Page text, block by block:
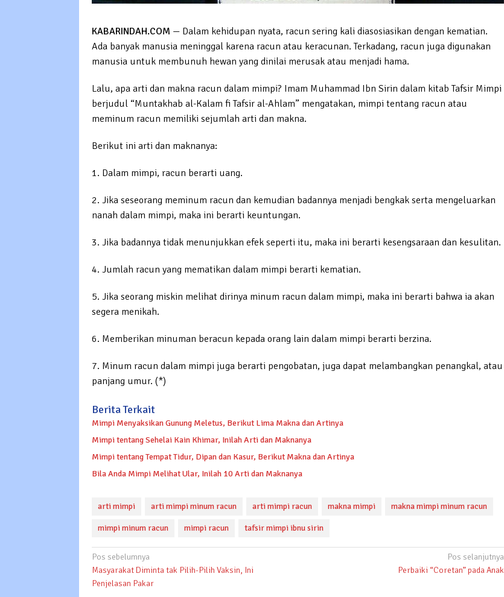
KABARINDAH.COM — Dalam kehidupan nyata, racun sering kali diasosiasikan dengan kematian.
Ada banyak manusia meninggal karena racun atau keracunan. Terkadang, racun juga digunakan
manusia untuk membunuh hewan yang dinilai merusak atau menjadi hama.
Lalu, apa arti dan makna racun dalam mimpi? Imam Muhammad Ibn Sirin dalam kitab Tafsir Mimpi
berjudul “Muntakhab al-Kalam fi Tafsir al-Ahlam” mengatakan, mimpi tentang racun atau
meminum racun memiliki sejumlah arti dan makna.
Berikut ini arti dan maknanya:
1. Dalam mimpi, racun berarti uang.
2. Jika seseorang meminum racun dan kemudian badannya menjadi bengkak serta mengeluarkan
nanah dalam mimpi, maka ini berarti keuntungan.
3. Jika badannya tidak menunjukkan efek seperti itu, maka ini berarti kesengsaraan dan kesulitan.
4. Jumlah racun yang mematikan dalam mimpi berarti kematian.
5. Jika seorang miskin melihat dirinya minum racun dalam mimpi, maka ini berarti bahwa ia akan
segera menikah.
6. Memberikan minuman beracun kepada orang lain dalam mimpi berarti berzina.
7. Minum racun dalam mimpi juga berarti pengobatan, juga dapat melambangkan penangkal, atau
panjang umur. (*)
Berita Terkait
Mimpi Menyaksikan Gunung Meletus, Berikut Lima Makna dan Artinya
Mimpi tentang Sehelai Kain Khimar, Inilah Arti dan Maknanya
Mimpi tentang Tempat Tidur, Dipan dan Kasur, Berikut Makna dan Artinya
Bila Anda Mimpi Melihat Ular, Inilah 10 Arti dan Maknanya
arti mimpi arti mimpi minum racun arti mimpi racun makna mimpi makna mimpi minum racun
mimpi minum racun mimpi racun tafsir mimpi ibnu sirin
Navigasi
pos
Pos sebelumnya
Masyarakat Diminta tak Pilih-Pilih Vaksin, Ini
Penjelasan Pakar
Pos selanjutnya
Perbaiki “Coretan” pada Anak